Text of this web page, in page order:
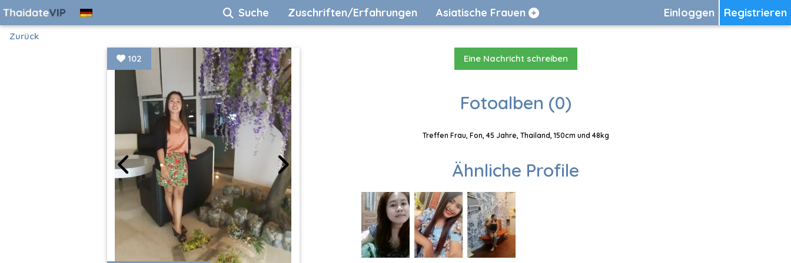
Registrieren
Einloggen
Suche Zuschriften/Erfahrungen Asiatische Frauen
Zurück
102 Eine Nachricht schreiben
Fotoalben (0)
Treffen Frau, Fon, 45 Jahre, Thailand, 150cm und 48kg
Ähnliche Profile